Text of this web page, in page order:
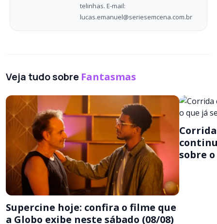
telinhas. E-mail:
lucas.emanuel@seriesemcena.com.br
Veja tudo sobre Fantasmas
Supercine hoje: confira o filme que
a Globo exibe neste sábado (08/08)
sobre